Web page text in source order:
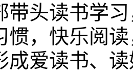
带头读书学
惯，快乐阅
成爱读书、